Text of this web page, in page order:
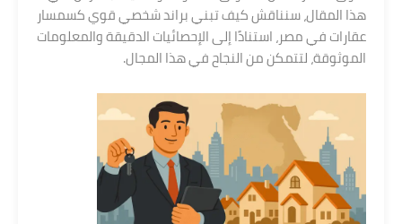
هذا المقال، سنناقش كيف تبني براند شخصي قوي كسمسار
عقارات في مصر، استنادًا إلى الإحصائيات الدقيقة والمعلومات
الموثوقة، لتتمكن من النجاح في هذا المجال.